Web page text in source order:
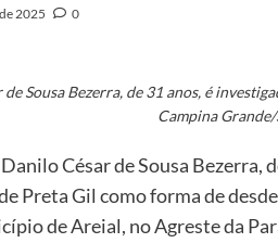
2025 0
de Sousa Bezerra, de 31 anos, é
Campina
César de Sousa
Preta Gil como forma de
de Areial, no Agreste da